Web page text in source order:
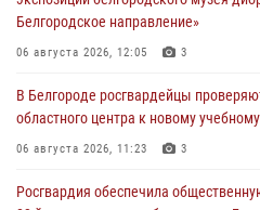
Белгородское направление»
06 августа 2026, 12:05 3
В Белгороде росгвардейцы
областного центра к новому
06 августа 2026, 11:23 3
Росгвардия обеспечила